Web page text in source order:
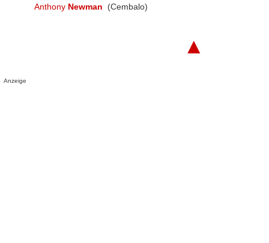
Anthony Newman (Cembalo)
▲
Anzeige